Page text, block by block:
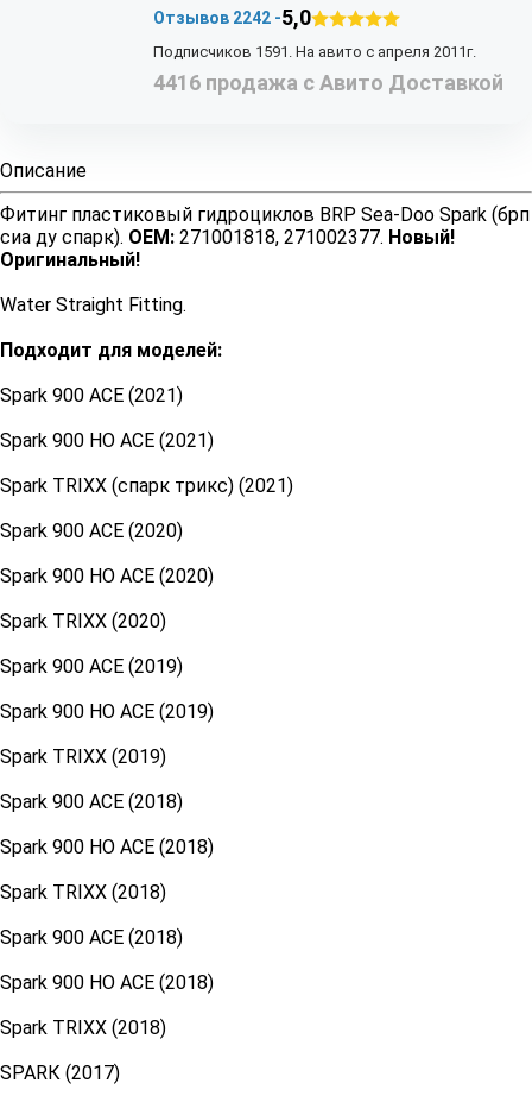
Отзывов 2242 -5,0
Подписчиков 1591. На авито с апреля 2011г.
4416 продажа с Авито Доставкой
Описание
Фитинг пластиковый гидроциклов BRP Sea-Doo Spark (брп
сиа ду спарк). OEM: 271001818, 271002377. Новый!
Оригинальный!
Water Straight Fitting.
Подходит для моделей:
Sрark 900 ACЕ (2021)
Spark 900 HO ACЕ (2021)
Sраrk TRIХХ (спарк трикс) (2021)
Sраrk 900 AСЕ (2020)
Sраrk 900 НО АСЕ (2020)
Spark ТRIXХ (2020)
Sрark 900 АCЕ (2019)
Sраrk 900 HО ACE (2019)
Spark TRIXX (2019)
Sрark 900 АСE (2018)
Spаrk 900 НО AСЕ (2018)
Spаrk TRIXХ (2018)
Sраrk 900 AСE (2018)
Sрark 900 НO AСЕ (2018)
Sраrk ТRIХХ (2018)
SРАRК (2017)